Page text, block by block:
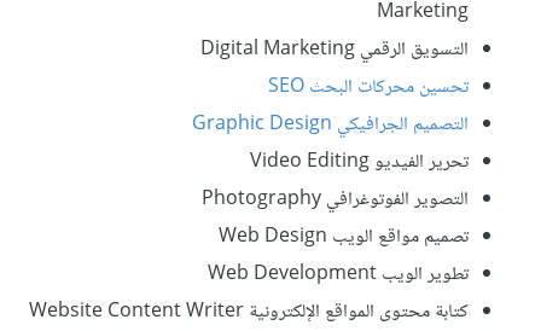
Marketing
التسويق الرقمي Digital Marketing
تحسين محركات البحث SEO
التصميم الجرافيكي Graphic Design
تحرير الفيديو Video Editing
التصوير الفوتوغرافي Photography
تصميم مواقع الويب Web Design
تطوير الويب Web Development
كتابة محتوى المواقع الإلكترونية Website Content Writer